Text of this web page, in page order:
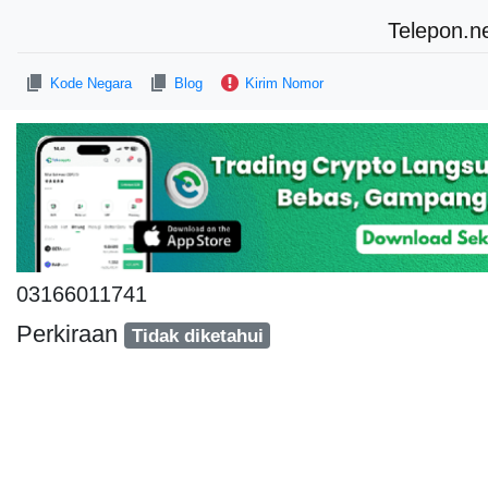
Kode Negara Blog Kirim Nomor
03166011741
Perkiraan Tidak diketahui